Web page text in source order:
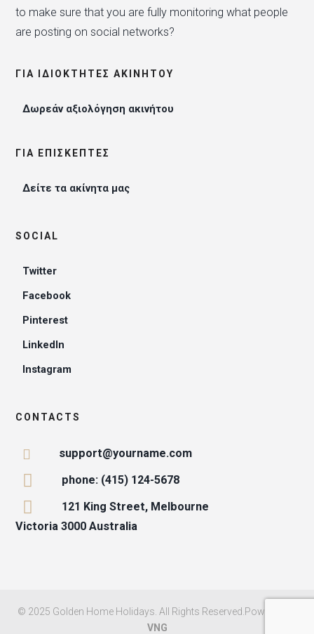
to make sure that you are fully monitoring what people
are posting on social networks?
ΓΙΑ ΙΔΙΟΚΤΉΤΕΣ ΑΚΙΝΉΤΟΥ
Δωρεάν αξιολόγηση ακινήτου
ΓΙΑ ΕΠΙΣΚΈΠΤΕΣ
Δείτε τα ακίνητα μας
SOCIAL
Twitter
Facebook
Pinterest
LinkedIn
Instagram
CONTACTS
support@yourname.com
phone: (415) 124-5678
121 King Street, Melbourne
Victoria 3000 Australia
© 2025 Golden Home Holidays. All Rights Reserved.Powered by
VNG